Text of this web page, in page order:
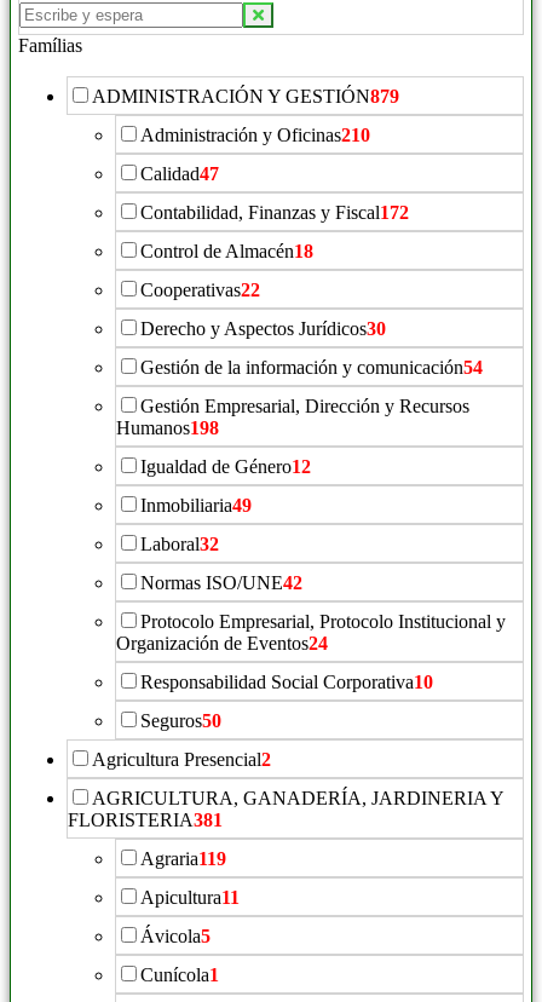
Buscar
productos:
Famílias
ADMINISTRACIÓN Y GESTIÓN879
Administración y Oficinas210
Calidad47
Contabilidad, Finanzas y Fiscal172
Control de Almacén18
Cooperativas22
Derecho y Aspectos Jurídicos30
Gestión de la información y comunicación54
Gestión Empresarial, Dirección y Recursos
Humanos198
Igualdad de Género12
Inmobiliaria49
Laboral32
Normas ISO/UNE42
Protocolo Empresarial, Protocolo Institucional y
Organización de Eventos24
Responsabilidad Social Corporativa10
Seguros50
Agricultura Presencial2
AGRICULTURA, GANADERÍA, JARDINERIA Y
FLORISTERIA381
Agraria119
Apicultura11
Ávicola5
Cunícola1